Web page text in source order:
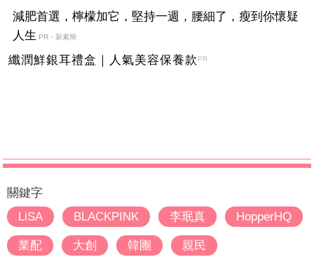
減肥首選，檸檬加它，堅持一週，腰細了，瘦到你懷疑
人生
PR・新素簡
纖潤鮮銀耳禮盒｜人氣美容保養款 PR
關鍵字
LiSA
BLACKPINK 李珉真 HopperHQ
業配 大創 韓團 親民